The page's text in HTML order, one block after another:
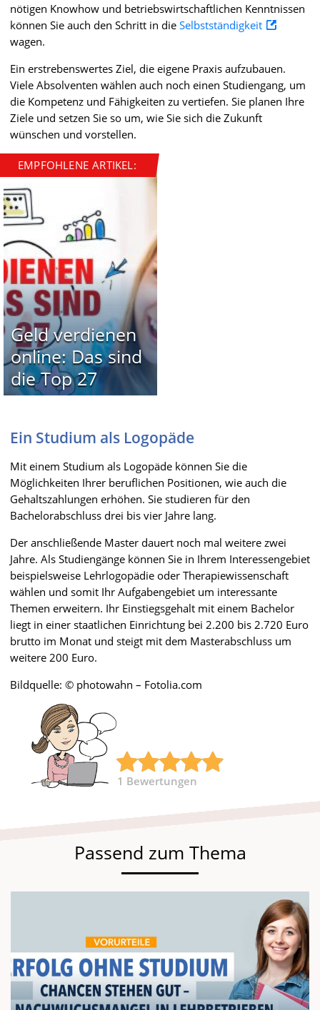
nötigen Knowhow und betriebswirtschaftlichen Kenntnissen
können Sie auch den Schritt in die Selbstständigkeit
wagen.
Ein erstrebenswertes Ziel, die eigene Praxis aufzubauen.
Viele Absolventen wählen auch noch einen Studiengang, um
die Kompetenz und Fähigkeiten zu vertiefen. Sie planen Ihre
Ziele und setzen Sie so um, wie Sie sich die Zukunft
wünschen und vorstellen.
EMPFOHLENE ARTIKEL:
Geld verdienen
online: Das sind
die Top 27
Ein Studium als Logopäde
Mit einem Studium als Logopäde können Sie die
Möglichkeiten Ihrer beruflichen Positionen, wie auch die
Gehaltszahlungen erhöhen. Sie studieren für den
Bachelorabschluss drei bis vier Jahre lang.
Der anschließende Master dauert noch mal weitere zwei
Jahre. Als Studiengänge können Sie in Ihrem Interessengebiet
beispielsweise Lehrlogopädie oder Therapiewissenschaft
wählen und somit Ihr Aufgabengebiet um interessante
Themen erweitern. Ihr Einstiegsgehalt mit einem Bachelor
liegt in einer staatlichen Einrichtung bei 2.200 bis 2.720 Euro
brutto im Monat und steigt mit dem Masterabschluss um
weitere 200 Euro.
Bildquelle: © photowahn – Fotolia.com
1 Bewertungen
Passend zum Thema